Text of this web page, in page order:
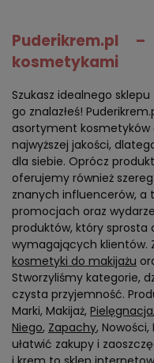
Puderikrem.pl
kosmetykami
Szukasz idealnego
go znalazłeś!
asortyment kosmetyków
najwyższej jakości,
dla siebie. Oprócz
oferujemy również
znanych influencerów, a
promocjach oraz
produktów, który sprosta
wymagających klientów.
kosmetyki do makijażu
Stworzyliśmy kategorie,
czysta przyjemność.
Marki, Makijaż, Pielęgnacja
Niego, Zapachy,
ułatwić zakupy i